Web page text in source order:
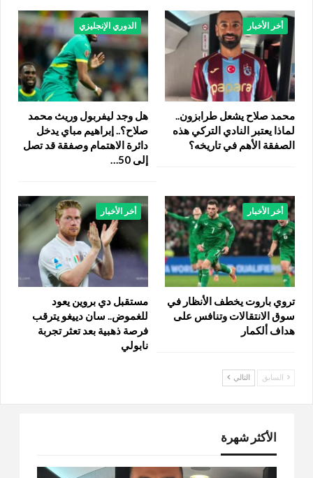
أخر الأخبار
محمد صلاح يشعل طرابزون..
لماذا يعتبر النادي التركي هذه
الصفقة الأهم في تاريخه؟
الدوري الإنجليزي
هل وجد ليفربول وريث محمد
صلاح؟.. إبراهيم مباي يدخل
دائرة الاهتمام وصفقة قد تصل
إلى 50…
أخر الأخبار
تروي باروت يخطف الأنظار في
سوق الانتقالات وتنافس على
هداف ألكمار
أخر الأخبار
مستقبل دي بروين يعود
للغموض.. سان دييغو يترقب
فرصة ذهبية بعد تعثر تجربة
نابولي
السابق التالي
الأكثر شهرة